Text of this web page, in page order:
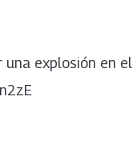
una explosión en